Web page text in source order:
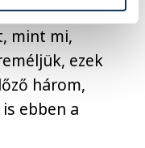
mint mi,
ezek
három,
ebben a